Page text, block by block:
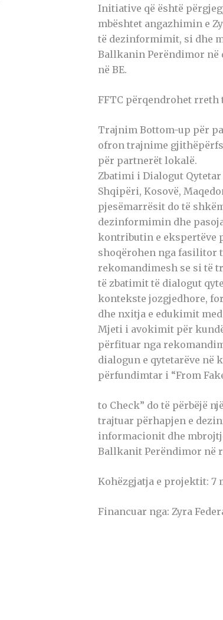
Initiative që është
mbështet angazhimin e
të dezinformimit, si dhe
Ballkanin Perëndimor në
në BE.
FFTC përqendrohet
Trajnim Bottom-up për
ofron trajnime
për partnerët lokalë.
Zbatimi i Dialogut
Shqipëri, Kosovë,
pjesëmarrësit do të
dezinformimin dhe
kontributin e ekspertëve
shoqërohen nga fasilitor
rekomandimesh se si të
të zbatimit të dialogut
kontekste jozgjedhore,
dhe nxitja e edukimit
Mjeti i avokimit për
përfituar nga
dialogun e qytetarëve në
përfundimtar i “From
to Check” do të përbëjë
trajtuar përhapjen e
informacionit dhe
Ballkanit Perëndimor në
Kohëzgjatja e projektit: 7
Financuar nga: Zyra